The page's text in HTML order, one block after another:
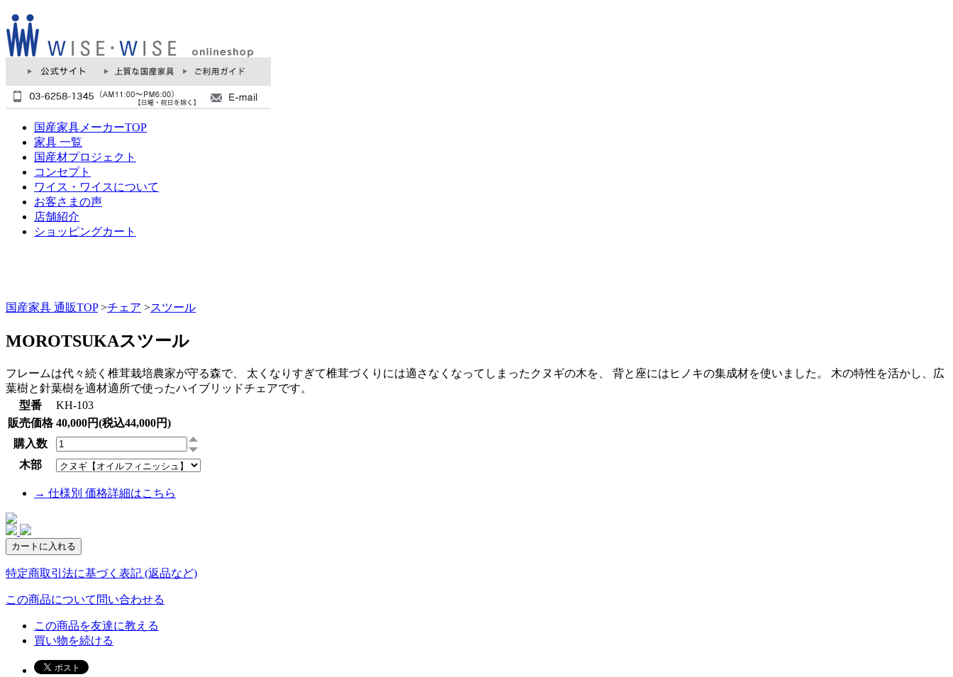
国産家具メーカーTOP
家具 一覧
国産材プロジェクト
コンセプト
ワイス・ワイスについて
お客さまの声
店舗紹介
ショッピングカート
国産家具 通販TOP >チェア >スツール
MOROTSUKAスツール
フレームは代々続く椎茸栽培農家が守る森で、 太くなりすぎて椎茸づくりには適さなくなってしまったクヌギの木を、 背と座にはヒノキの集成材を使いました。 木の特性を活かし、広
葉樹と針葉樹を適材適所で使ったハイブリッドチェアです。
型番
KH-103
販売価格 40,000円(税込44,000円)
購入数
木部
→ 仕様別 価格詳細はこちら
特定商取引法に基づく表記 (返品など)
この商品について問い合わせる
この商品を友達に教える
買い物を続ける